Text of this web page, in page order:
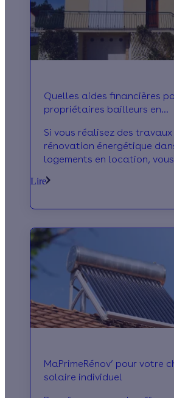
Quelles aides financières
propriétaires bailleurs en
?
Si vous réalisez des travaux
rénovation énergétique
logements en location,
sont ces aides ?
Lire
MaPrimeRénov’ pour votre
solaire individuel